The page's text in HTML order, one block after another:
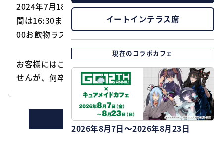
イートインテラス席
現在のコラボカフェ
2026年8月7日～2026年8月23日
2024年7月18日（木）はイベント準備の為、営業時
間は16:30まで（15:30お食事ラストオーダー、16:
00お飲物ラストオーダー）とさせていただきます。
お客様にはご迷惑をお掛けし、大変申し訳ございま
せんが、何卒御理解の程お願いいたします。
ニュースの一覧に戻る